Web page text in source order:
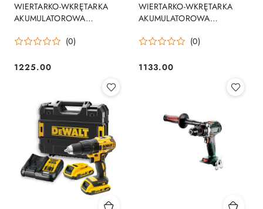
WIERTARKO-WKRĘTARKA
AKUMULATOROWA
(0)
Cena:
1225.00
WIERTARKO-WKRĘTARKA
AKUMULATOROWA
MAKPA
(0)
Cena:
1133.00